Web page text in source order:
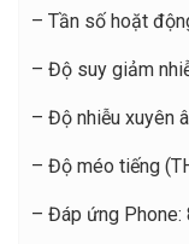
– Tần số hoặt
– Độ suy giảm
– Độ nhiễu xuyên
– Độ méo tiếng
– Đáp ứng Phone: